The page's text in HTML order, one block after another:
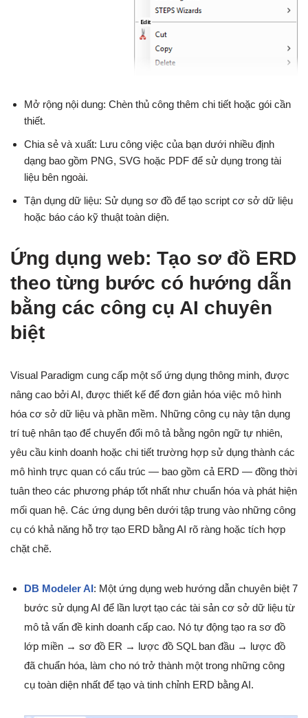
Mở rộng nội dung: Chèn thủ công thêm chi tiết hoặc gói cần
thiết.
Chia sẻ và xuất: Lưu công việc của bạn dưới nhiều định
dạng bao gồm PNG, SVG hoặc PDF để sử dụng trong tài
liệu bên ngoài.
Tận dụng dữ liệu: Sử dụng sơ đồ để tạo script cơ sở dữ liệu
hoặc báo cáo kỹ thuật toàn diện.
Ứng dụng web: Tạo sơ đồ ERD
theo từng bước có hướng dẫn
bằng các công cụ AI chuyên
biệt
Visual Paradigm cung cấp một số ứng dụng thông minh, được
nâng cao bởi AI, được thiết kế để đơn giản hóa việc mô hình
hóa cơ sở dữ liệu và phần mềm. Những công cụ này tận dụng
trí tuệ nhân tạo để chuyển đổi mô tả bằng ngôn ngữ tự nhiên,
yêu cầu kinh doanh hoặc chi tiết trường hợp sử dụng thành các
mô hình trực quan có cấu trúc — bao gồm cả ERD — đồng thời
tuân theo các phương pháp tốt nhất như chuẩn hóa và phát hiện
mối quan hệ. Các ứng dụng bên dưới tập trung vào những công
cụ có khả năng hỗ trợ tạo ERD bằng AI rõ ràng hoặc tích hợp
chặt chẽ.
DB Modeler AI: Một ứng dụng web hướng dẫn chuyên biệt 7
bước sử dụng AI để lần lượt tạo các tài sản cơ sở dữ liệu từ
mô tả vấn đề kinh doanh cấp cao. Nó tự động tạo ra sơ đồ
lớp miền → sơ đồ ER → lược đồ SQL ban đầu → lược đồ
đã chuẩn hóa, làm cho nó trở thành một trong những công
cụ toàn diện nhất để tạo và tinh chỉnh ERD bằng AI.